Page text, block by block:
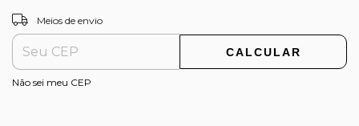
Entregas para o CEP:
Meios de envio
CALCULAR
Não sei meu CEP